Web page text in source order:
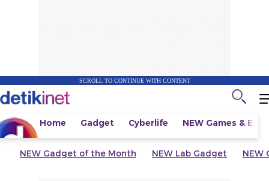
SCROLL TO CONTINUE WITH CONTENT
Home Gadget Cyberlife NEW Games &
NEW Gadget of the Month NEW Lab Gadget NEW